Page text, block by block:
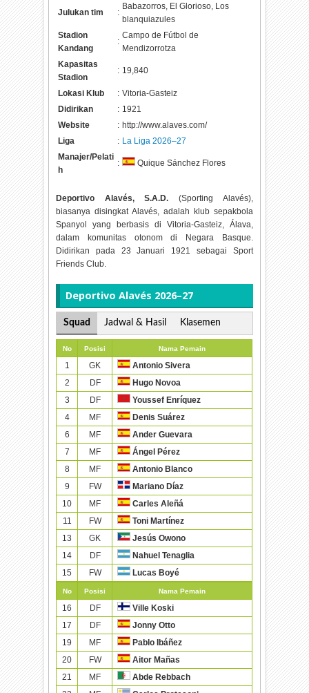
Julukan tim :
Babazorros, El Glorioso, Los
blanquiazules
Stadion
Kandang
:
Campo de Fútbol de
Mendizorrotza
Kapasitas
Stadion
: 19,840
Lokasi Klub : Vitoria-Gasteiz
Didirikan
: 1921
Website
: http://www.alaves.com/
Liga
: La Liga 2026–27
Manajer/Pelati
h
: Quique Sánchez Flores
Deportivo Alavés, S.A.D. (Sporting Alavés),
biasanya disingkat Alavés, adalah klub sepakbola
Spanyol yang berbasis di Vitoria-Gasteiz, Álava,
dalam komunitas otonom di Negara Basque.
Didirikan pada 23 Januari 1921 sebagai Sport
Friends Club.
Deportivo Alavés 2026–27
Squad Jadwal & Hasil Klasemen
No Posisi Nama Pemain
1 GK
Antonio Sivera
2
DF
Hugo Novoa
3
DF
Youssef Enríquez
4
MF
Denis Suárez
6
MF
Ander Guevara
7
MF
Ángel Pérez
8
MF
Antonio Blanco
9
FW
Mariano Díaz
10
MF
Carles Aleñá
11
FW
Toni Martínez
13
GK
Jesús Owono
14
DF
Nahuel Tenaglia
15
FW Lucas Boyé
No Posisi Nama Pemain
16 DF
Ville Koski
17
DF
Jonny Otto
19
MF
Pablo Ibáñez
20
FW
Aitor Mañas
21
MF
Abde Rebbach